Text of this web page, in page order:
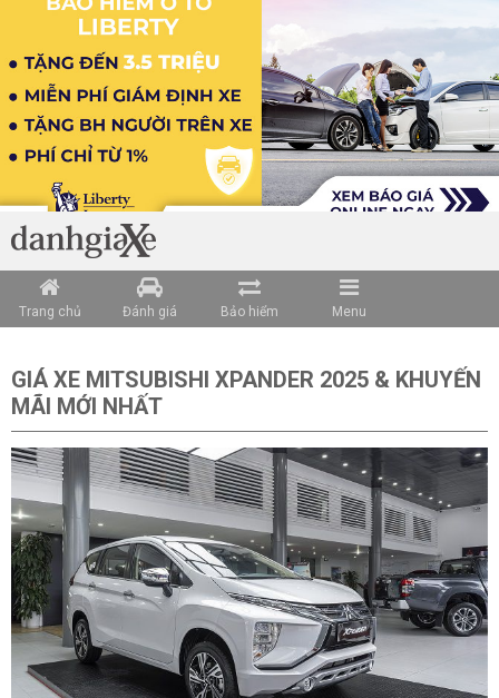
Trang chủ Đánh giá Bảo hiểm Menu
GIÁ XE MITSUBISHI XPANDER 2025 & KHUYẾN
MÃI MỚI NHẤT
Loading data ...